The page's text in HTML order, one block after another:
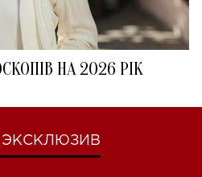
НА 2026 РІК
ЭКСКЛЮЗИВ